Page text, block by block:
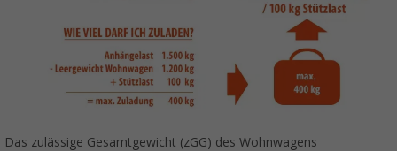
Das zulässige Gesamtgewicht (zGG) des Wohnwagens